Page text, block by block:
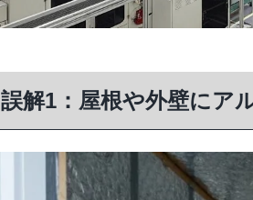
誤解1：屋根や外壁にア